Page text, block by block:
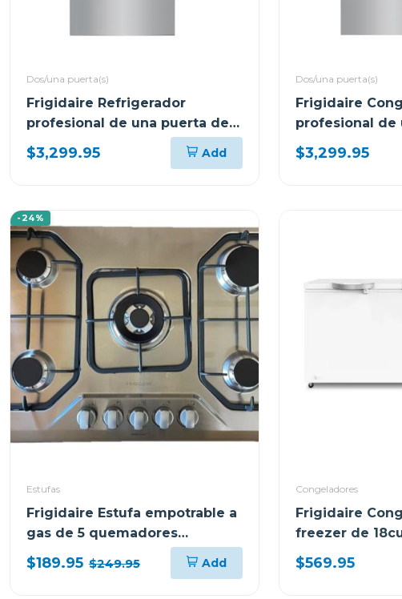
Dos/una puerta(s)
Frigidaire Refrigerador
profesional de una puerta de
18.9cuft fpru19f8
$3,299.95 Add
Dos/una puerta(s)
Frigidaire
profesional de
18.9cuft
$3,299.95
-24%
Estufas
Frigidaire Estufa empotrable a
gas de 5 quemadores
ftgc3050
$189.95 $249.95 Add
Congeladores
Frigidaire
freezer de
$569.95